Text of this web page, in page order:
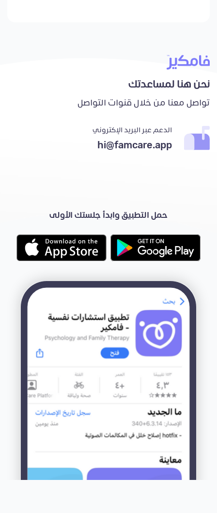
نحن هنا لمساعدتك
تواصل معنا من خلال قنوات التواصل
الدعم عبر البريد الإكتروني
hi@famcare.app
حمل التطبيق وابدأ جلستك الأولى